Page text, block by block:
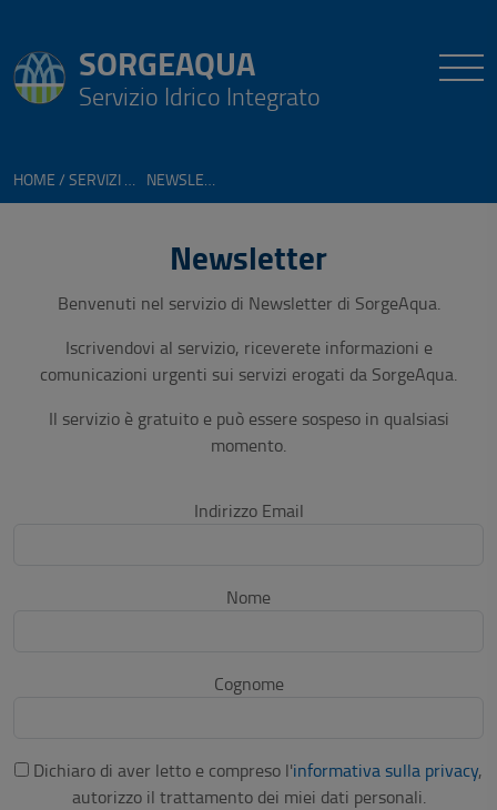
SORGEAQUA
Servizio Idrico Integrato
HOME
Newsletter
Benvenuti nel servizio di Newsletter di SorgeAqua.
Iscrivendovi al servizio, riceverete informazioni e
comunicazioni urgenti sui servizi erogati da SorgeAqua.
Il servizio è gratuito e può essere sospeso in qualsiasi
momento.
Indirizzo Email
Nome
Cognome
Dichiaro di aver letto e compreso l'informativa sulla privacy,
autorizzo il trattamento dei miei dati personali.